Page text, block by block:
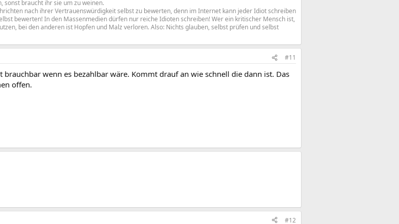
sonst braucht ihr sie um zu weinen.
nach ihrer Vertrauenswürdigkeit selbst zu bewerten, denn im Internet kann jeder Idiot schreiben
bewerten! In den Massenmedien dürfen nur reiche Idioten schreiben! Wer ein kritischer Mensch ist,
bei den anderen ist Hopfen und Malz verloren. Also: Nichts glauben, selbst prüfen und selbst
#11
brauchbar wenn es bezahlbar wäre. Kommt drauf an wie schnell die dann ist. Das
offen.
#12